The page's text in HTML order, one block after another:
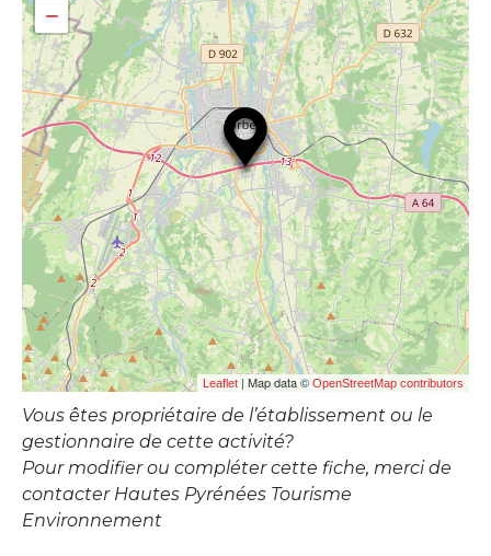
−
Leaflet | Map data © OpenStreetMap contributors
Vous êtes propriétaire de l’établissement ou le
gestionnaire de cette activité?
Pour modifier ou compléter cette fiche, merci de
contacter Hautes Pyrénées Tourisme
Environnement